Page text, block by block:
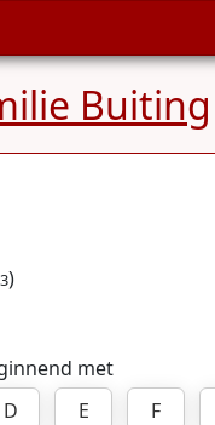
Buiting
)
met
D E F